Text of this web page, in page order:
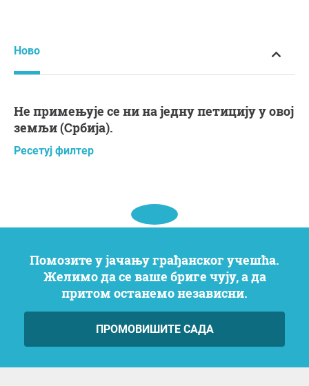
Ново
Не примењује се ни на једну петицију у овој
земљи (Србија).
Ресетуј филтер
Помозите у јачању грађанског учешћа.
Желимо да се ваше бриге чују, а да
притом останемо независни.
ПРОМОВИШИТЕ САДА